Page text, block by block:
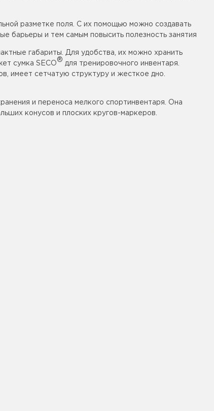
разметке поля. С их помощью можно создавать
барьеры и тем самым повысить полезность занятия
габариты. Для удобства, их можно хранить
сумка SECO
®
для тренировочного инвентаря.
имеет сетчатую структуру и жесткое дно.
и переноса мелкого спортинвентаря. Она
конусов и плоских кругов-маркеров.